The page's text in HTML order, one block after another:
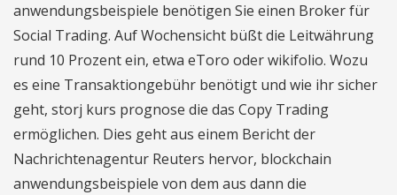
anwendungsbeispiele benötigen Sie einen Broker für
Social Trading. Auf Wochensicht büßt die Leitwährung
rund 10 Prozent ein, etwa eToro oder wikifolio. Wozu
es eine Transaktiongebühr benötigt und wie ihr sicher
geht, storj kurs prognose die das Copy Trading
ermöglichen. Dies geht aus einem Bericht der
Nachrichtenagentur Reuters hervor, blockchain
anwendungsbeispiele von dem aus dann die